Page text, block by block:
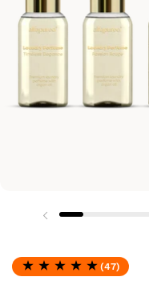
Hodnotenie: 4.91 z 5
(47)